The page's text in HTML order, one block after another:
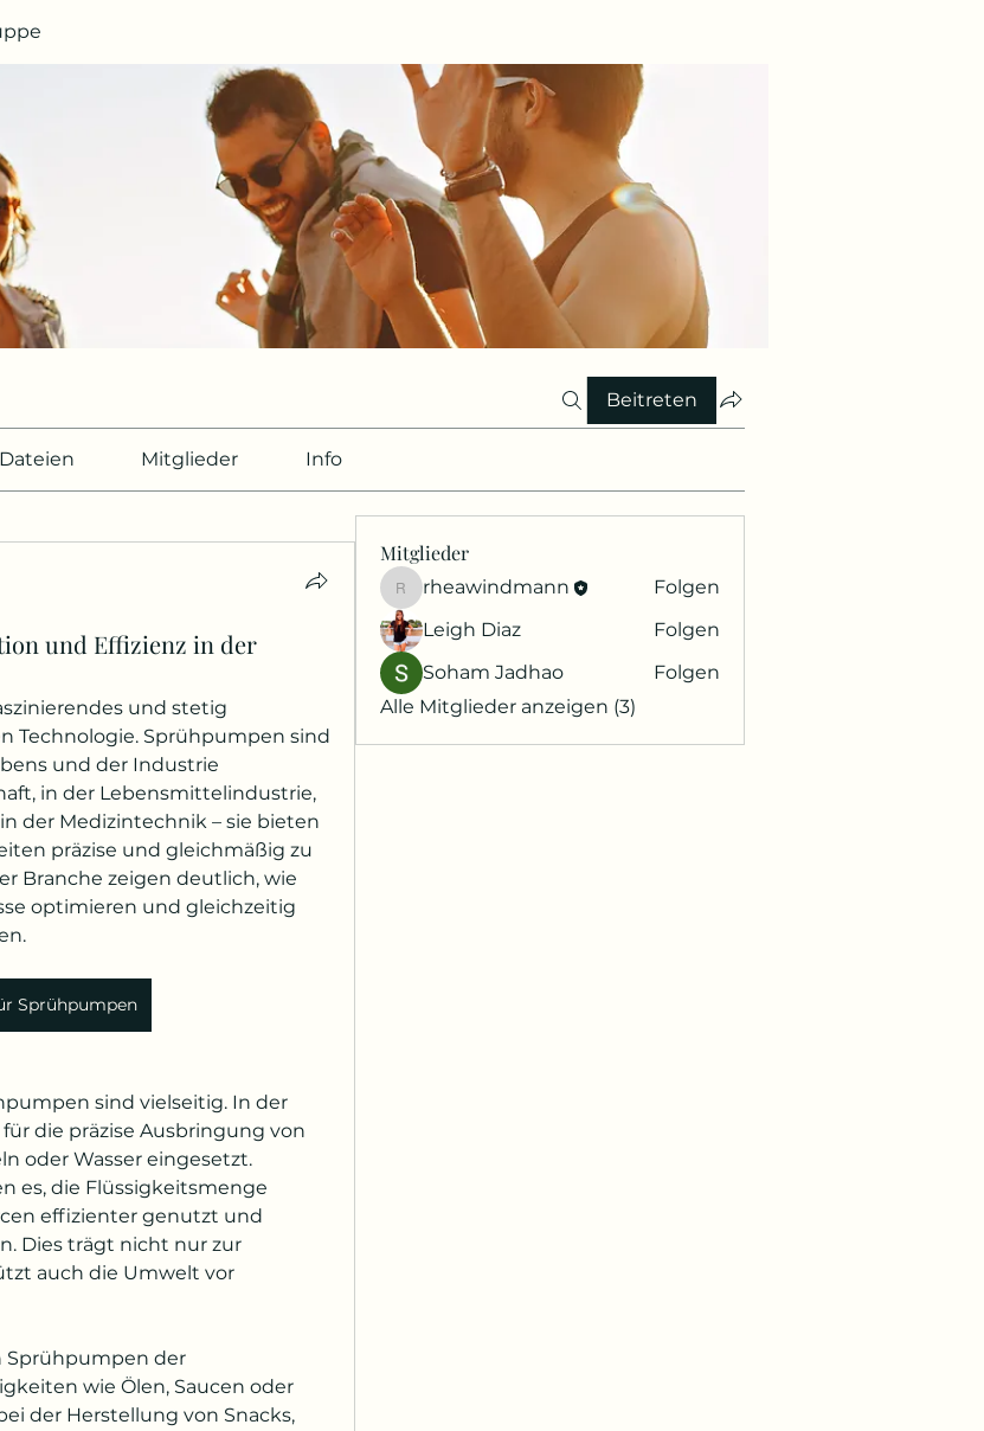
Beitreten
Dateien Mitglieder Info
und Effizienz in der
und stetig
Technologie. Sprühpumpen sind
und der Industrie
in der Lebensmittelindustrie,
der Medizintechnik – sie bieten
präzise und gleichmäßig zu
Branche zeigen deutlich, wie
optimieren und gleichzeitig
Sprühpumpen
sind vielseitig. In der
die präzise Ausbringung von
oder Wasser eingesetzt.
es, die Flüssigkeitsmenge
effizienter genutzt und
Dies trägt nicht nur zur
auch die Umwelt vor
Sprühpumpen der
wie Ölen, Saucen oder
der Herstellung von Snacks,
Mitglieder
rheawindmann
rheawindmann
Folgen
Leigh Diaz
Folgen
Soham Jadhao
Folgen
Alle Mitglieder anzeigen (3)